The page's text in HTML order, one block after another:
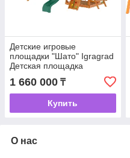
Детские игровые
площадки "Шато" Igragrad
Детская площадка
IgraGrad Шато (Дерево)
1 660 000 ₸
Купить
О нас